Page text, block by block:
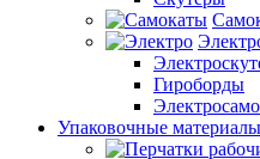
Гироборды
Упаковочные материалы